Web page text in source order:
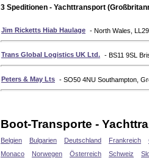
3 Speditionen - Yachttransport
Jim Ricketts Hiab Haulage - North Wales,
Trans Global Logistics UK Ltd. - BS11 9SL
Peters & May Lts - SO50 4NU Southampton,
Boot-Transporte -
Belgien Bulgarien Deutschland Frankreich
Monaco
Norwegen Österreich Schweiz